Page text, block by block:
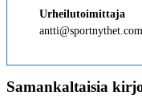
Urheilutoimittaja
antti@sportnythet.com
Samankaltaisia